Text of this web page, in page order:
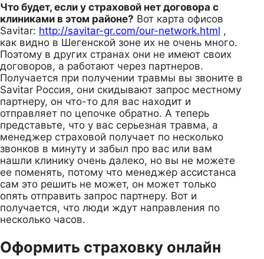
Что будет, если у страховой нет договора с
клиниками в этом районе? Вот карта офисов
Savitar: http://savitar-gr.com/our-network.html ,
как видно в Шегенской зоне их не очень много.
Поэтому в других странах они не имеют своих
договоров, а работают через партнеров.
Получается при получении травмы вы звоните в
Savitar Россия, они скидывают запрос местному
партнеру, он что-то для вас находит и
отправляет по цепочке обратно. А теперь
представьте, что у вас серьезная травма, а
менеджер страховой получает по несколько
звонков в минуту и забыл про вас или вам
нашли клинику очень далеко, но вы не можете
ее поменять, потому что менеджер ассистанса
сам это решить не может, он может только
опять отправить запрос партнеру. Вот и
получается, что люди ждут направления по
несколько часов.
Оформить страховку онлайн